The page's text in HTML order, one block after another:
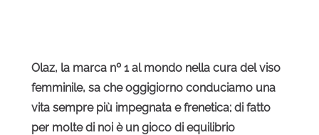
Olaz, la marca nº 1 al mondo nella cura del viso
femminile, sa che oggigiorno conduciamo una
vita sempre più impegnata e frenetica; di fatto
per molte di noi è un gioco di equilibrio